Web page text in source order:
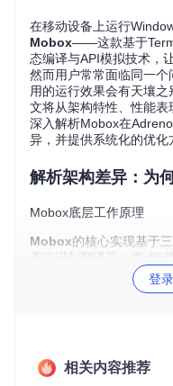
在移动设备上运行
Mobox——这款基于
态编译与API模拟技术，
然而用户常常面临同一
用的运行效果会有天壤
文将从架构特性、性能表
深入解析Mobox在
异，并提供系统化的优化
解析架构差异：为
Mobox底层工作原理
Mobox的核心实现基于
态二进制翻译器）将x86
Windows系统调用，最
移动GPU支持的
登
相关内容推荐